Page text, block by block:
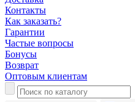
Контакты
Как заказать?
Гарантии
Частые вопросы
Бонусы
Возврат
Оптовым клиентам